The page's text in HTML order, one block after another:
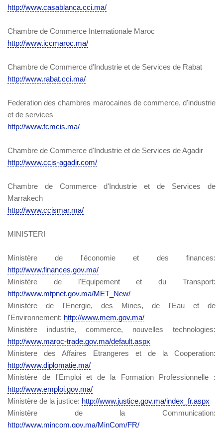
http://www.casablanca.cci.ma/
Chambre de Commerce Internationale Maroc
http://www.iccmaroc.ma/
Chambre de Commerce d'Industrie et de Services de Rabat
http://www.rabat.cci.ma/
Federation des chambres marocaines de commerce, d'industrie
et de services
http://www.fcmcis.ma/
Chambre de Commerce d'Industrie et de Services de Agadir
http://www.ccis-agadir.com/
Chambre de Commerce d'Industrie et de Services de
Marrakech
http://www.ccismar.ma/
MINISTERI
Ministère de l'économie et des finances:
http://www.finances.gov.ma/
Ministère de l'Equipement et du Transport:
http://www.mtpnet.gov.ma/MET_New/
Ministère de l'Energie, des Mines, de l'Eau et de
l'Environnement: http://www.mem.gov.ma/
Ministère industrie, commerce, nouvelles technologies:
http://www.maroc-trade.gov.ma/default.aspx
Ministere des Affaires Etrangeres et de la Cooperation:
http://www.diplomatie.ma/
Ministère de l'Emploi et de la Formation Professionnelle :
http://www.emploi.gov.ma/
Ministère de la justice: http://www.justice.gov.ma/index_fr.aspx
Ministère de la Communication:
http://www.mincom.gov.ma/MinCom/FR/